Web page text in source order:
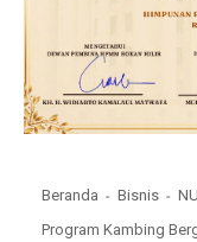
Beranda Bisnis
Program Kambing